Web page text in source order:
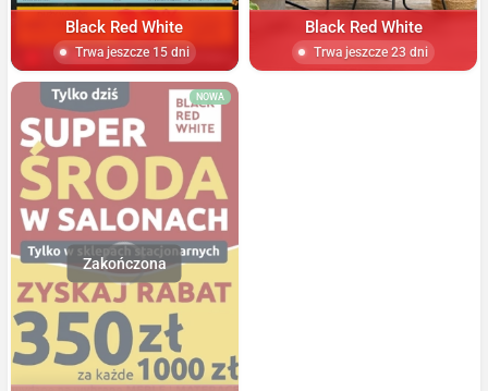
Black Red White
Trwa jeszcze 15 dni
Black Red White
Trwa jeszcze 23 dni
NOWA